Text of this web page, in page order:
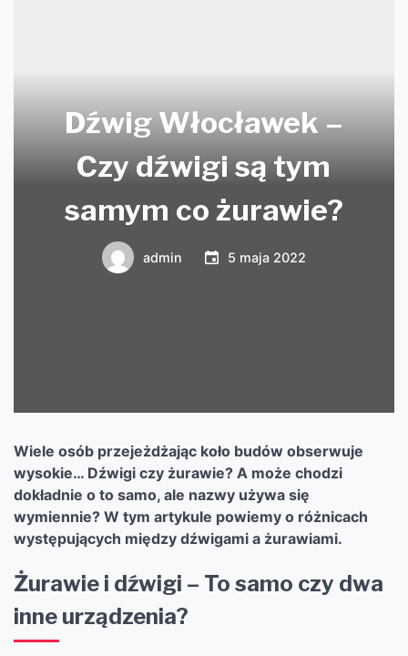
Dźwig Włocławek –
Czy dźwigi są tym
samym co żurawie?
admin 5 maja 2022
Wiele osób przejeżdżając koło budów obserwuje
wysokie… Dźwigi czy żurawie? A może chodzi
dokładnie o to samo, ale nazwy używa się
wymiennie? W tym artykule powiemy o różnicach
występujących między dźwigami a żurawiami.
Żurawie i dźwigi – To samo czy dwa
inne urządzenia?